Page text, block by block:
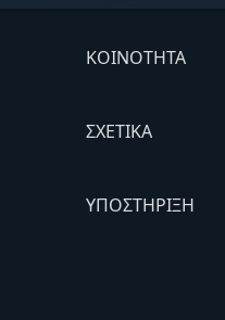
ΚΟΙΝΟΤΗΤΑ
ΣΧΕΤΙΚΆ
ΥΠΟΣΤΗΡΙΞΗ